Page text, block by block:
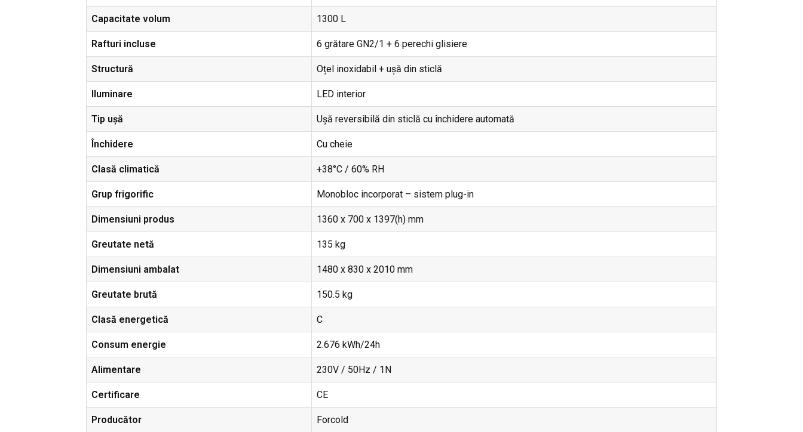
Capacitate volum 1300 L
Rafturi incluse 6 grătare GN2/1 + 6 perechi glisiere
Structură Oțel inoxidabil + ușă din sticlă
Iluminare LED interior
Tip ușă Ușă reversibilă din sticlă cu închidere automată
Închidere Cu cheie
Clasă climatică +38°C / 60% RH
Grup frigorific Monobloc incorporat – sistem plug-in
Dimensiuni produs 1360 x 700 x 1397(h) mm
Greutate netă 135 kg
Dimensiuni ambalat 1480 x 830 x 2010 mm
Greutate brută 150.5 kg
Clasă energetică C
Consum energie 2.676 kWh/24h
Alimentare 230V / 50Hz / 1N
Certificare CE
Producător Forcold